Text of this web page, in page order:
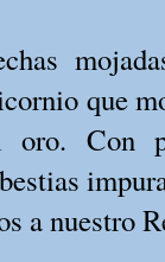
que
Con
a nuestro